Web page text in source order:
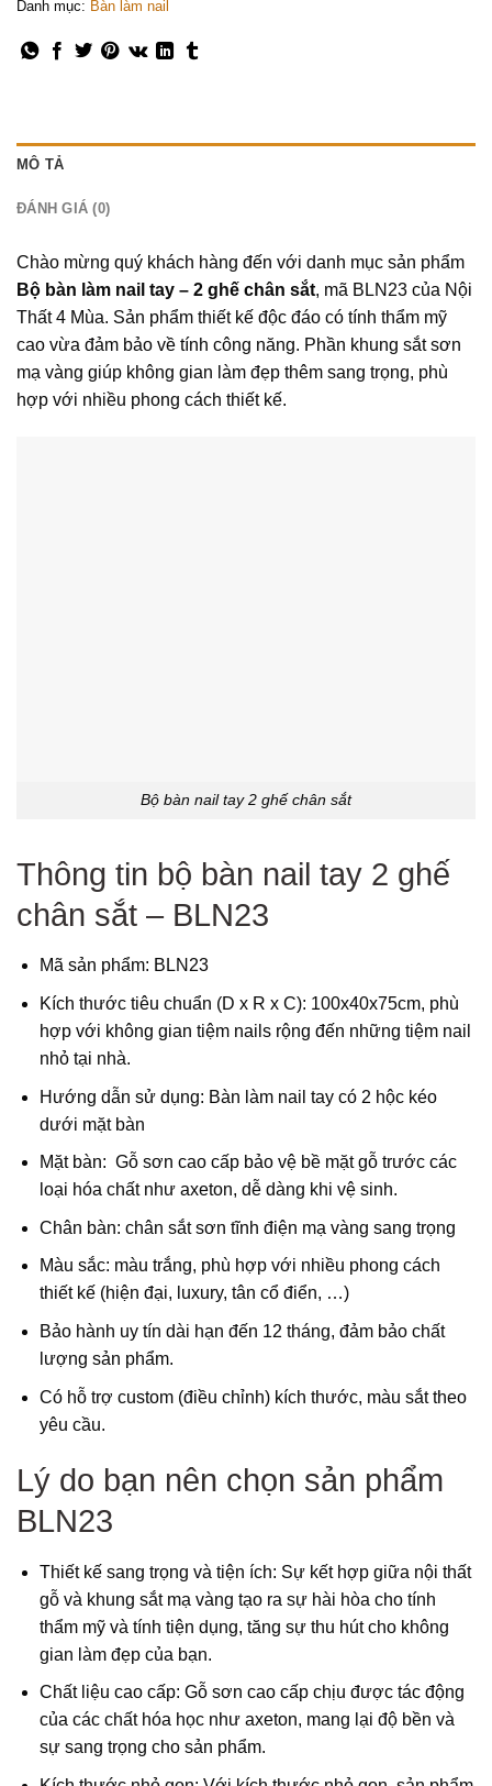
Danh mục: Bàn làm nail
MÔ TẢ
ĐÁNH GIÁ (0)
Chào mừng quý khách hàng đến với danh mục sản phẩm
Bộ bàn làm nail tay – 2 ghế chân sắt, mã BLN23 của Nội
Thất 4 Mùa. Sản phẩm thiết kế độc đáo có tính thẩm mỹ
cao vừa đảm bảo về tính công năng. Phần khung sắt sơn
mạ vàng giúp không gian làm đẹp thêm sang trọng, phù
hợp với nhiều phong cách thiết kế.
Bộ bàn nail tay 2 ghế chân sắt
Thông tin bộ bàn nail tay 2 ghế
chân sắt – BLN23
Mã sản phẩm: BLN23
Kích thước tiêu chuẩn (D x R x C): 100x40x75cm, phù
hợp với không gian tiệm nails rộng đến những tiệm nail
nhỏ tại nhà.
Hướng dẫn sử dụng: Bàn làm nail tay có 2 hộc kéo
dưới mặt bàn
Mặt bàn: Gỗ sơn cao cấp bảo vệ bề mặt gỗ trước các
loại hóa chất như axeton, dễ dàng khi vệ sinh.
Chân bàn: chân sắt sơn tĩnh điện mạ vàng sang trọng
Màu sắc: màu trắng, phù hợp với nhiều phong cách
thiết kế (hiện đại, luxury, tân cổ điển, …)
Bảo hành uy tín dài hạn đến 12 tháng, đảm bảo chất
lượng sản phẩm.
Có hỗ trợ custom (điều chỉnh) kích thước, màu sắt theo
yêu cầu.
Lý do bạn nên chọn sản phẩm
BLN23
Thiết kế sang trọng và tiện ích: Sự kết hợp giữa nội thất
gỗ và khung sắt mạ vàng tạo ra sự hài hòa cho tính
thẩm mỹ và tính tiện dụng, tăng sự thu hút cho không
gian làm đẹp của bạn.
Chất liệu cao cấp: Gỗ sơn cao cấp chịu được tác động
của các chất hóa học như axeton, mang lại độ bền và
sự sang trọng cho sản phẩm.